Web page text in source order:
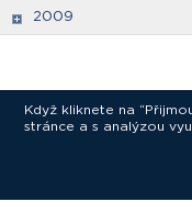
2009
Když kliknete na
stránce a s analýzou